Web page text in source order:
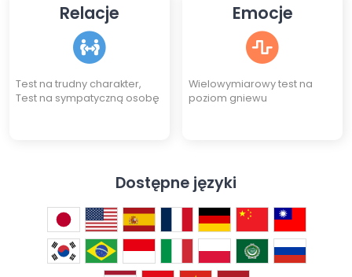
Relacje
Test na trudny charakter,
Test na sympatyczną osobę
Emocje
Wielowymiarowy test na
poziom gniewu
Dostępne języki